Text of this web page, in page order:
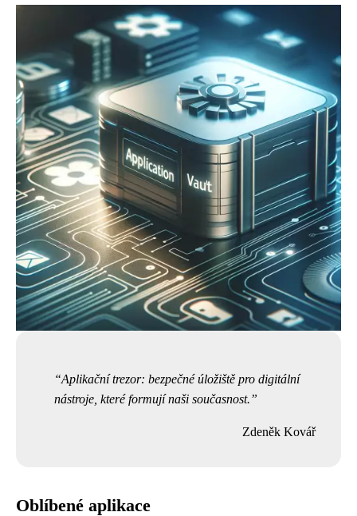
Aplikační trezor: bezpečné úložiště pro digitální
nástroje, které formují naši současnost.
Zdeněk Kovář
Oblíbené aplikace